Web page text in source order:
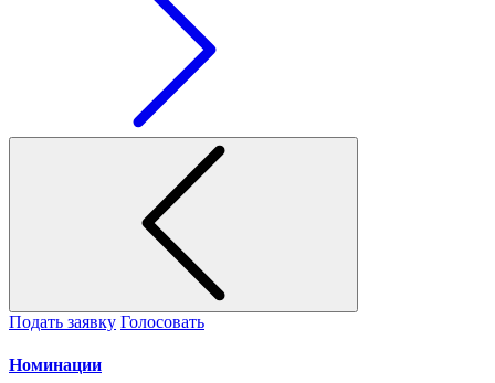
Подать заявку Голосовать
Номинации